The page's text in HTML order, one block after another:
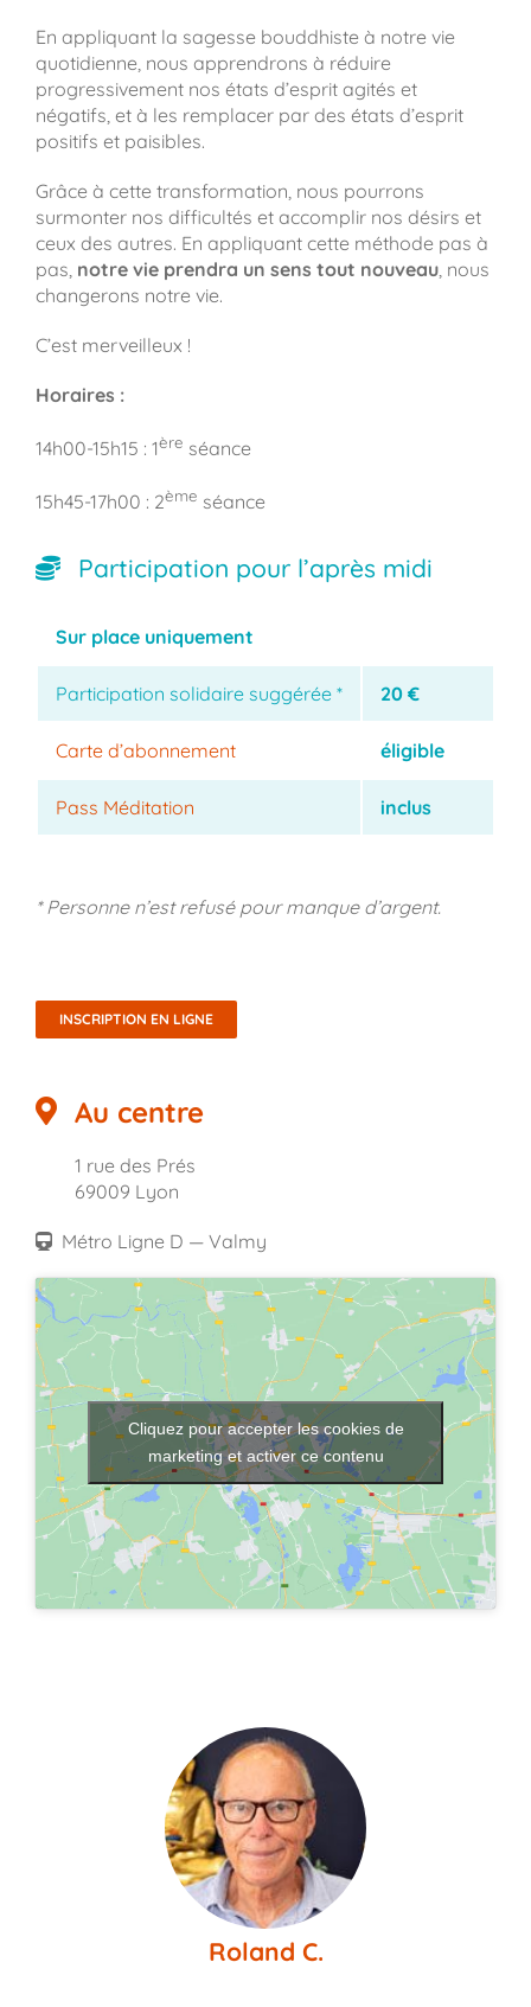
En appliquant la sagesse bouddhiste à notre vie
quotidienne, nous apprendrons à réduire
progressivement nos états d’esprit agités et
négatifs, et à les remplacer par des états d’esprit
positifs et paisibles.
Grâce à cette transformation, nous pourrons
surmonter nos difficultés et accomplir nos désirs et
ceux des autres. En appliquant cette méthode pas à
pas, notre vie prendra un sens tout nouveau, nous
changerons notre vie.
C’est merveilleux !
Horaires :
14h00-15h15 : 1ère séance
15h45-17h00 : 2ème séance
Participation pour l’après midi
Sur place uniquement
Participation solidaire suggérée * 20 €
Carte d’abonnement éligible
Pass Méditation inclus
* Personne n’est refusé pour manque d’argent.
INSCRIPTION EN LIGNE
Au centre
1 rue des Prés
69009 Lyon
Métro Ligne D — Valmy
Cliquez pour accepter les cookies de
marketing et activer ce contenu
Roland C.